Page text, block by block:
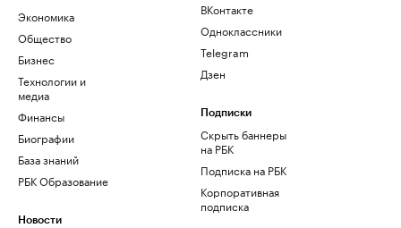
Экономика
Общество
Бизнес
Технологии и
медиа
Финансы
Биографии
База знаний
РБК Образование
Новости
ВКонтакте
Одноклассники
Telegram
Дзен
Подписки
Скрыть баннеры
на РБК
Подписка на РБК
Корпоративная
подписка